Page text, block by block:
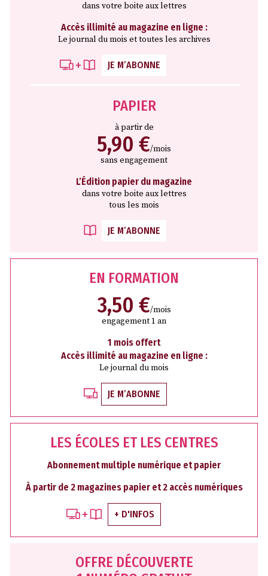
dans votre boite aux lettres
Accès illimité au magazine en ligne :
Le journal du mois et toutes les archives
JE M’ABONNE
PAPIER
à partir de
5,90 €/mois
sans engagement
L’Édition papier du magazine
dans votre boite aux lettres
tous les mois
JE M’ABONNE
EN FORMATION
3,50 €/mois
engagement 1 an
1 mois offert
Accès illimité au magazine en ligne :
Le journal du mois
JE M’ABONNE
LES ÉCOLES ET LES CENTRES
Abonnement multiple numérique et papier
À partir de 2 magazines papier et 2 accès numériques
+ D'INFOS
OFFRE DÉCOUVERTE